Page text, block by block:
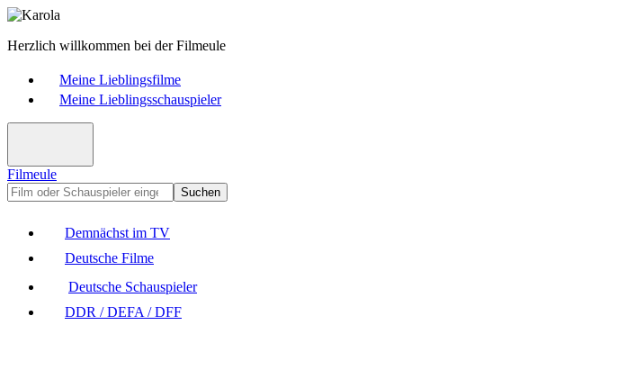
Herzlich willkommen bei der Filmeule
Meine Lieblingsfilme
Meine Lieblingsschauspieler
Filmeule
Suchen
Demnächst im TV
Deutsche Filme
Deutsche Schauspieler
DDR / DEFA / DFF